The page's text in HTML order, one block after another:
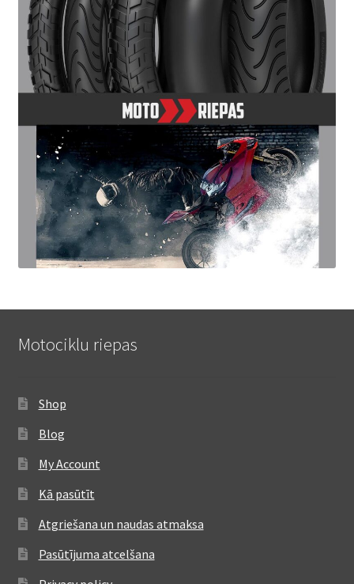
Motociklu riepas
Shop
Blog
My Account
Kā pasūtīt
Atgriešana un naudas atmaksa
Pasūtījuma atcelšana